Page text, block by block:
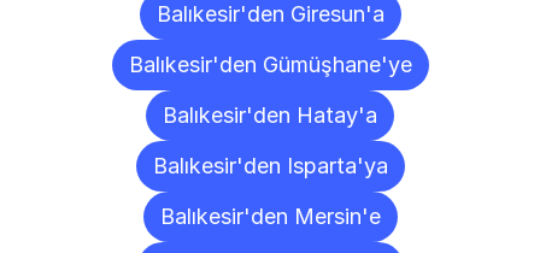
Balıkesir'den Giresun'a
Balıkesir'den Gümüşhane'ye
Balıkesir'den Hatay'a
Balıkesir'den Isparta'ya
Balıkesir'den Mersin'e